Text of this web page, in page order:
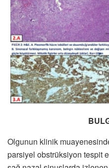
Olgunun klinik
parsiyel obstrüksiyon tespit